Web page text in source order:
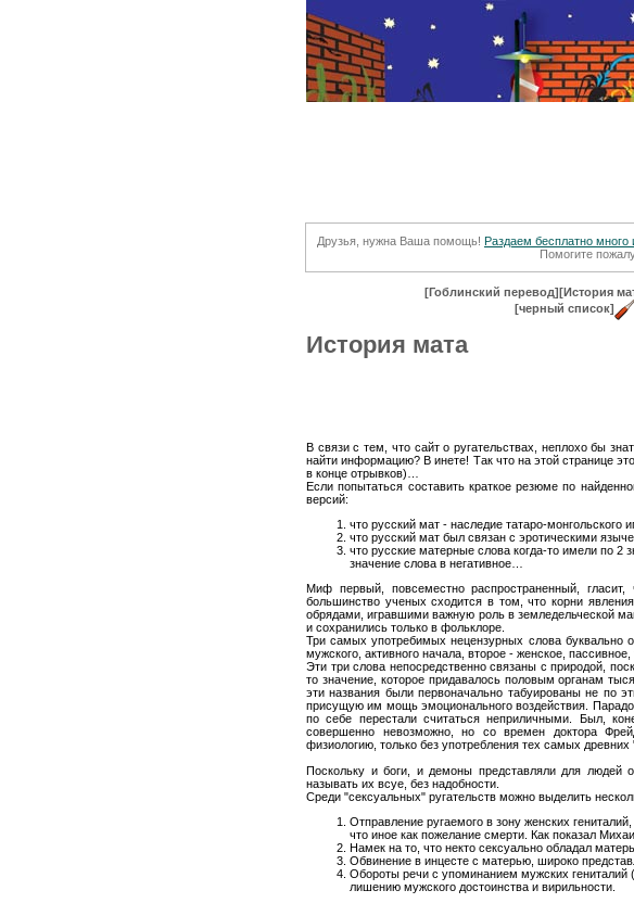
Друзья, нужна Ваша помощь! Раздаем бесплатно много
Помогите
[Гоблинский перевод][История
[черный список]
История мата
В связи с тем, что сайт о ругательствах, неплохо бы
найти информацию? В инете! Так что на этой странице
в конце отрывков)…
Если попытаться составить краткое резюме по
версий:
что русский мат - наследие татаро-монгольского
что русский мат был связан с эротическими
что русские матерные слова когда-то имели по 2
значение слова в негативное…
Миф первый, повсеместно распространенный,
большинство ученых сходится в том, что корни
обрядами, игравшими важную роль в земледельческой
и сохранились только в фольклоре.
Три самых употребимых нецензурных слова буквально
мужского, активного начала, второе - женское,
Эти три слова непосредственно связаны с природой,
то значение, которое придавалось половым органам
эти названия были первоначально табуированы не по
присущую им мощь эмоционального воздействия.
по себе перестали считаться неприличными. Был,
совершенно невозможно, но со времен доктора
физиологию, только без употребления тех самых древних
Поскольку и боги, и демоны представляли для людей
называть их всуе, без надобности.
Среди "сексуальных" ругательств можно выделить
Отправление ругаемого в зону женских
что иное как пожелание смерти. Как показал
Намек на то, что некто сексуально обладал
Обвинение в инцесте с матерью, широко
Обороты речи с упоминанием мужских гениталий
лишению мужского достоинства и вирильности.